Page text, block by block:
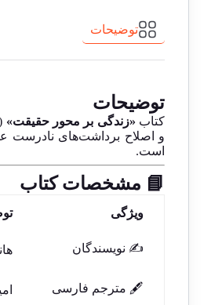
توضیحات
توضیحات
کتاب «زندگی بر محور حقیقت»
و اصلاح برداشت‌های نادرست
است.
📘 مشخصات کتاب
ویژگی
✍️ نویسندگان
🖋️ مترجم فارسی